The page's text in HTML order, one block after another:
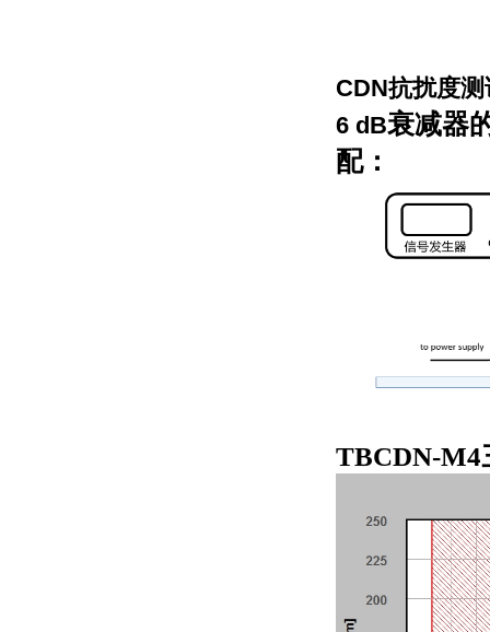
CDN抗扰度
6 dB衰减器
配：
TBCDN-M4